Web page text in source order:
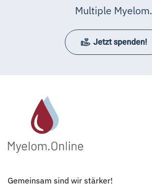
Multiple Myelom.
Jetzt spenden!
Gemeinsam sind wir stärker!